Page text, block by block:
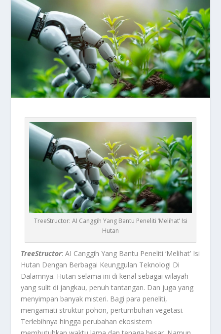
TreeStructor: AI Canggih Yang Bantu Peneliti ‘Melihat’ Isi
Hutan
TreeStructor: AI Canggih Yang Bantu Peneliti ‘Melihat’ Isi
Hutan Dengan Berbagai Keunggulan Teknologi Di
Dalamnya. Hutan selama ini di kenal sebagai wilayah
yang sulit di jangkau, penuh tantangan. Dan juga yang
menyimpan banyak misteri. Bagi para peneliti,
mengamati struktur pohon, pertumbuhan vegetasi.
Terlebihnya hingga perubahan ekosistem